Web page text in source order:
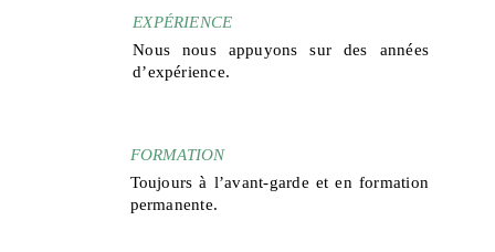
EXPÉRIENCE
Nous nous appuyons sur des années
d’expérience.
FORMATION
Toujours à l’avant-garde et en formation
permanente.